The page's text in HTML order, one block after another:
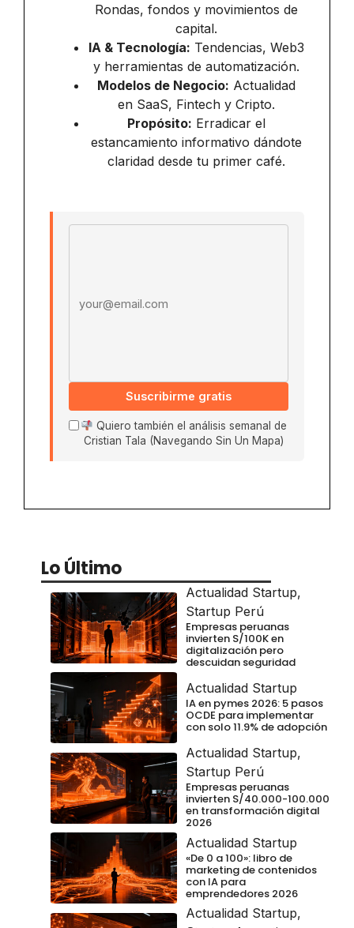
Rondas, fondos y movimientos de
capital.
IA & Tecnología: Tendencias, Web3
y herramientas de automatización.
Modelos de Negocio: Actualidad
en SaaS, Fintech y Cripto.
Propósito: Erradicar el
estancamiento informativo dándote
claridad desde tu primer café.
Suscribirme gratis
Quiero también el análisis semanal de
Cristian Tala (Navegando Sin Un Mapa)
Lo Último
Actualidad Startup,
Startup Perú
Empresas peruanas
invierten S/100K en
digitalización pero
descuidan seguridad
Actualidad Startup
IA en pymes 2026: 5 pasos
OCDE para implementar
con solo 11.9% de adopción
Actualidad Startup,
Startup Perú
Empresas peruanas
invierten S/40.000-100.000
en transformación digital
2026
Actualidad Startup
«De 0 a 100»: libro de
marketing de contenidos
con IA para
emprendedores 2026
Actualidad Startup,